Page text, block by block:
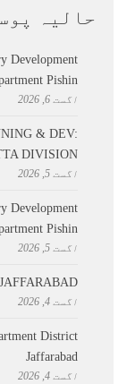
حالیہ
Development
Pishin
اگست 6, 2026
& DEV:
DIVISION
اگست 5, 2026
Development
Pishin
اگست 5, 2026
اگست 4, 2026
District
Jaffarabad
اگست 4, 2026